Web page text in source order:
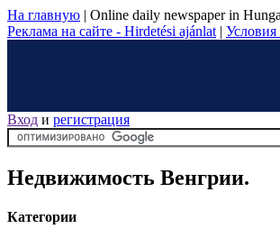
На главную | Online daily newspaper in
Реклама на сайте - Hirdetési ajánlat | Условия
Вход и регистрация
Недвижимость Венгрии.
Категории